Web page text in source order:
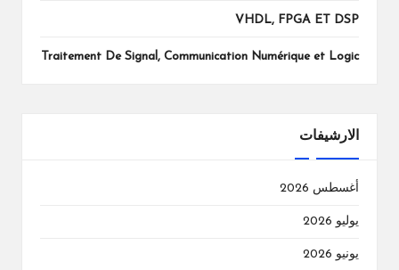
VHDL, FPGA ET DSP
Traitement De Signal, Communication Numérique et Logic
الارشيفات
أغسطس 2026
يوليو 2026
يونيو 2026